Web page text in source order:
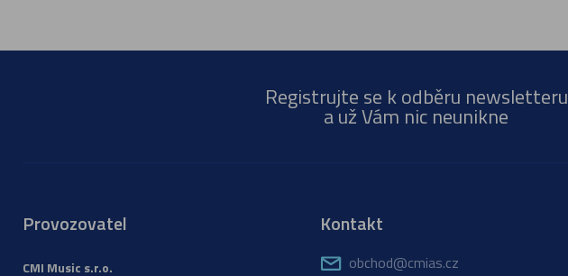
Registrujte se k odběru newsletteru
a už Vám nic neunikne
Provozovatel
CMI Music s.r.o.
Kontakt
obchod@cmias.cz